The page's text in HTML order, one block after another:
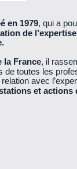
en 1979, qui a
de
la France, il
toutes les
avec
et actions